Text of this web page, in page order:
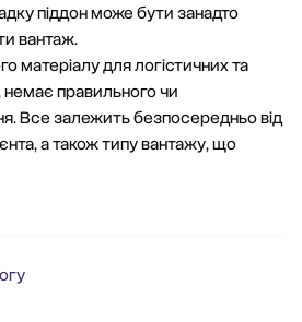
піддон може бути занадто
вантаж.
матеріалу для логістичних та
правильного чи
Все залежить безпосередньо від
а також типу вантажу, що